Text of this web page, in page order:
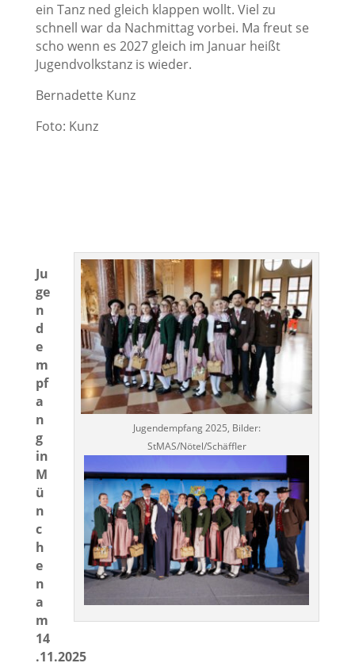
ein Tanz ned gleich klappen wollt. Viel zu
schnell war da Nachmittag vorbei. Ma freut se
scho wenn es 2027 gleich im Januar heißt
Jugendvolkstanz is wieder.
Bernadette Kunz
Foto: Kunz
Jugendempfang 2025, Bilder:
StMAS/Nötel/Schäffler
Ju
ge
n
d
e
m
pf
a
n
g
in
M
ü
n
c
h
e
n
a
m
14
.11.2025